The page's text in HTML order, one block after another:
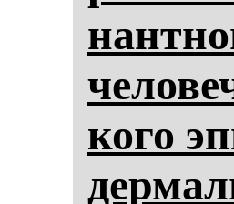
ко­го